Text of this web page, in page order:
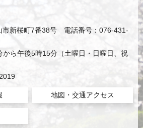
市新桜町7番38号 電話番号：076-431-
から午後5時15分（土曜日・日曜日、祝
地図・交通アクセス